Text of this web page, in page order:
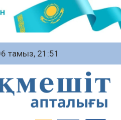
тамыз, 21:51